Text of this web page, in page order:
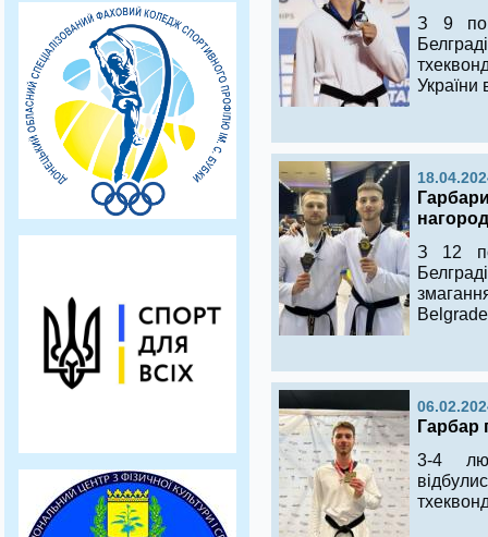
З 9 по
України
З 12 по
Гарбар
3-4